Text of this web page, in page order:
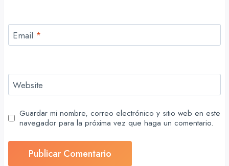
Email *
Website
Guardar mi nombre, correo electrónico y sitio web en este
navegador para la próxima vez que haga un comentario.